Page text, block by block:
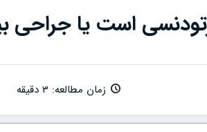
است یا جراحی
زمان مطالعه: 3 دقیقه